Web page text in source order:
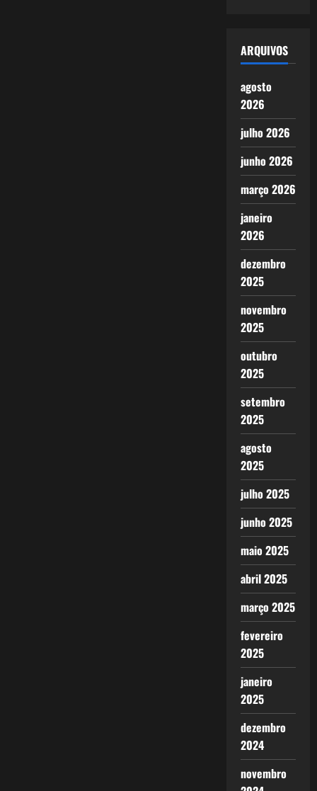
ARQUIVOS
agosto
2026
julho 2026
junho 2026
março 2026
janeiro
2026
dezembro
2025
novembro
2025
outubro
2025
setembro
2025
agosto
2025
julho 2025
junho 2025
maio 2025
abril 2025
março 2025
fevereiro
2025
janeiro
2025
dezembro
2024
novembro